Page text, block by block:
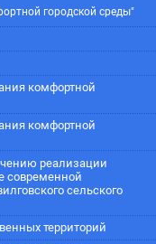
городской среды"
комфортной
комфортной
реализации
современной
сельского
территорий